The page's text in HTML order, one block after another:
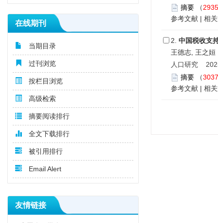
在线期刊
当期目录
过刊浏览
按栏目浏览
高级检索
摘要阅读排行
全文下载排行
被引用排行
Email Alert
友情链接
摘要 （2935
参考文献 | 相
2. 中国税收支
王德志, 王之姮
人口研究
摘要 （3037
参考文献 | 相